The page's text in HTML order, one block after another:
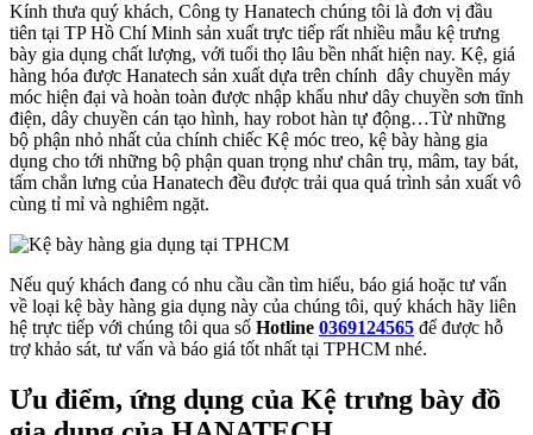
Kính thưa quý khách, Công ty Hanatech chúng tôi là đơn vị đầu
tiên tại TP Hồ Chí Minh sản xuất trực tiếp rất nhiều mẫu kệ trưng
bày gia dụng chất lượng, với tuổi thọ lâu bền nhất hiện nay. Kệ, giá
hàng hóa được Hanatech sản xuất dựa trên chính dây chuyền máy
móc hiện đại và hoàn toàn được nhập khẩu như dây chuyền sơn tĩnh
điện, dây chuyền cán tạo hình, hay robot hàn tự động…Từ những
bộ phận nhỏ nhất của chính chiếc Kệ móc treo, kệ bày hàng gia
dụng cho tới những bộ phận quan trọng như chân trụ, mâm, tay bát,
tấm chắn lưng của Hanatech đều được trải qua quá trình sản xuất vô
cùng tỉ mỉ và nghiêm ngặt.
Nếu quý khách đang có nhu cầu cần tìm hiểu, báo giá hoặc tư vấn
về loại kệ bày hàng gia dụng này của chúng tôi, quý khách hãy liên
hệ trực tiếp với chúng tôi qua số Hotline 0369124565 để được hỗ
trợ khảo sát, tư vấn và báo giá tốt nhất tại TPHCM nhé.
Ưu điểm, ứng dụng của Kệ trưng bày đồ